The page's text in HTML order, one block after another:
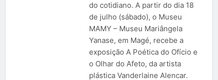
do cotidiano. A partir do dia 18
de julho (sábado), o Museu
MAMY – Museu Mariângela
Yanase, em Magé, recebe a
exposição A Poética do Ofício e
o Olhar do Afeto, da artista
plástica Vanderlaine Alencar.